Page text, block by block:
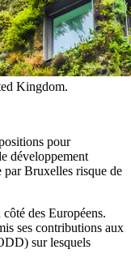
Kingdom.
pour
développement
par Bruxelles risque de
des Européens.
ses contributions aux
sur lesquels